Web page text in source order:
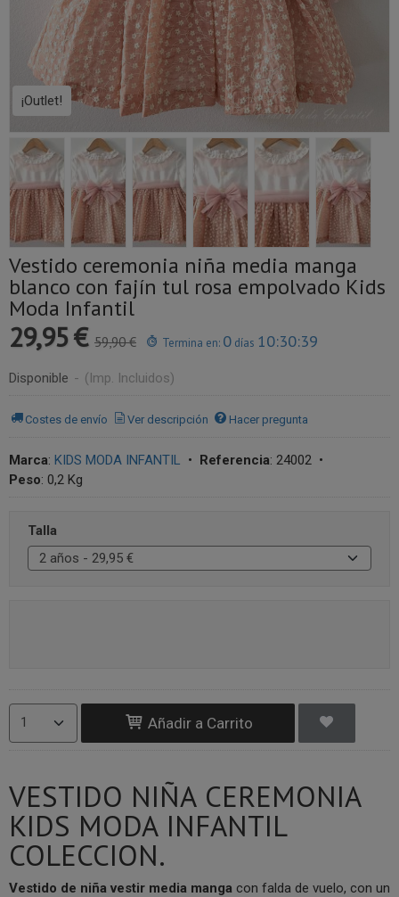
¡Outlet!
Vestido ceremonia niña media manga
blanco con fajín tul rosa empolvado Kids
Moda Infantil
29,95 € 59,90 € Termina en: 0 días 10:30:39
Disponible - (Imp. Incluidos)
Costes de envío Ver descripción Hacer pregunta
Marca: KIDS MODA INFANTIL • Referencia: 24002 •
Peso: 0,2 Kg
Talla
Añadir a Carrito
VESTIDO NIÑA CEREMONIA
KIDS MODA INFANTIL
COLECCION.
Vestido de niña vestir media manga con falda de vuelo, con un